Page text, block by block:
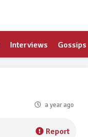
Interviews Gossips
a year ago
Report